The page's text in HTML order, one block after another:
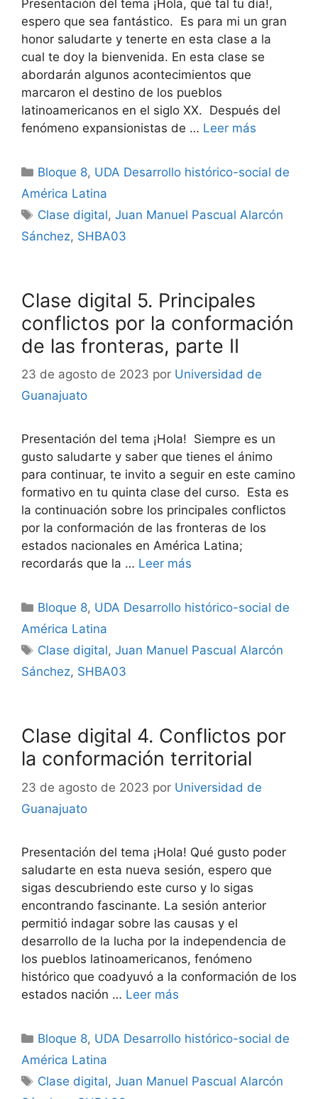
Presentación del tema ¡Hola, qué tal tu día!,
espero que sea fantástico. Es para mi un gran
honor saludarte y tenerte en esta clase a la
cual te doy la bienvenida. En esta clase se
abordarán algunos acontecimientos que
marcaron el destino de los pueblos
latinoamericanos en el siglo XX. Después del
fenómeno expansionistas de … Leer más
Categorías
Bloque 8, UDA Desarrollo histórico-social de
América Latina
Etiquetas
Clase digital,Juan Manuel Pascual Alarcón
Sánchez, SHBA03
Clase digital 5. Principales
conflictos por la conformación
de las fronteras, parte II
23 de agosto de 2023 por Universidad de
Guanajuato
Presentación del tema ¡Hola! Siempre es un
gusto saludarte y saber que tienes el ánimo
para continuar, te invito a seguir en este camino
formativo en tu quinta clase del curso. Esta es
la continuación sobre los principales conflictos
por la conformación de las fronteras de los
estados nacionales en América Latina;
recordarás que la … Leer más
Categorías
Bloque 8, UDA Desarrollo histórico-social de
América Latina
Etiquetas
Clase digital,Juan Manuel Pascual Alarcón
Sánchez, SHBA03
Clase digital 4. Conflictos por
la conformación territorial
23 de agosto de 2023 por Universidad de
Guanajuato
Presentación del tema ¡Hola! Qué gusto poder
saludarte en esta nueva sesión, espero que
sigas descubriendo este curso y lo sigas
encontrando fascinante. La sesión anterior
permitió indagar sobre las causas y el
desarrollo de la lucha por la independencia de
los pueblos latinoamericanos, fenómeno
histórico que coadyuvó a la conformación de los
estados nación … Leer más
Categorías
Bloque 8, UDA Desarrollo histórico-social de
América Latina
Etiquetas
Clase digital,Juan Manuel Pascual Alarcón